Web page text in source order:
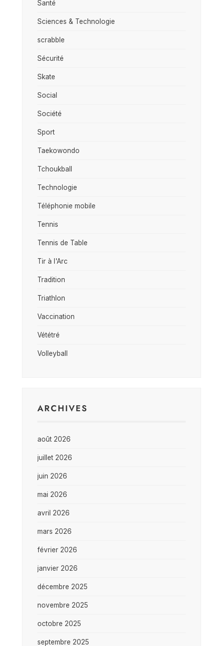
Santé
Sciences & Technologie
scrabble
Sécurité
Skate
Social
Société
Sport
Taekowondo
Tchoukball
Technologie
Téléphonie mobile
Tennis
Tennis de Table
Tir à l'Arc
Tradition
Triathlon
Vaccination
Vététré
Volleyball
ARCHIVES
août 2026
juillet 2026
juin 2026
mai 2026
avril 2026
mars 2026
février 2026
janvier 2026
décembre 2025
novembre 2025
octobre 2025
septembre 2025